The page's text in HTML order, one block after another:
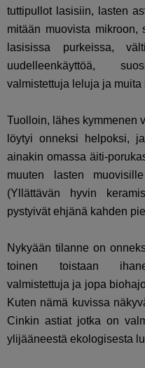
tuttipullot lasisiin, lasten
mitään muovista mikroon,
lasisissa purkeissa,
uudelleenkäyttöä,
valmistettuja leluja ja
Tuolloin, lähes kymmenen
löytyi onneksi helpoksi,
ainakin omassa äiti-
muuten lasten
(Yllättävän hyvin
pystyivät ehjänä kahden
Nykyään tilanne on
toinen toistaan
valmistettuja ja jopa
Kuten nämä kuvissa
Cinkin astiat jotka on
ylijääneestä ekologisesta